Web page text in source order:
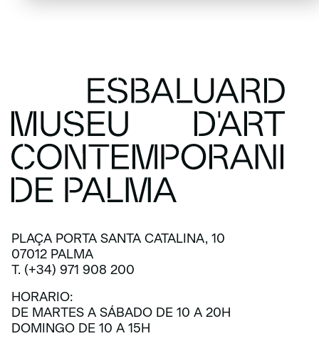
PLAÇA PORTA SANTA CATALINA, 10
07012 PALMA
T. (+34) 971 908 200
HORARIO:
DE MARTES A SÁBADO DE 10 A 20H
DOMINGO DE 10 A 15H